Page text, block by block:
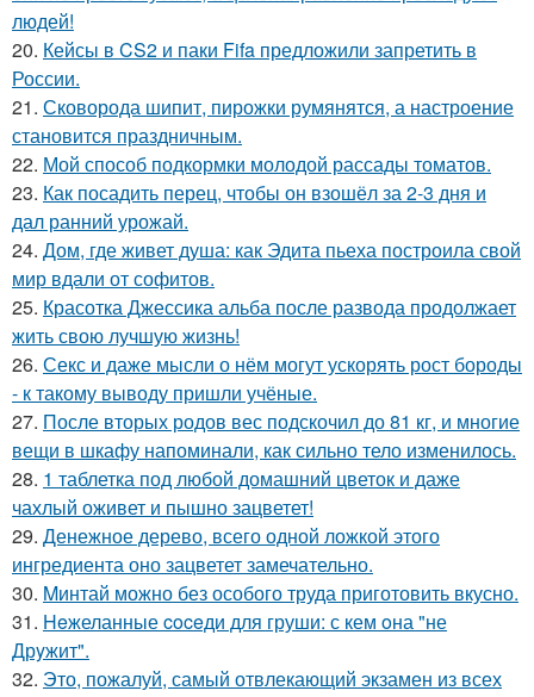
людей!
20. Кейсы в CS2 и паки Fifa предложили запретить в
России.
21. Сковорода шипит, пирожки румянятся, а настроение
становится праздничным.
22. Мой способ подкормки молодой рассады томатов.
23. Как посадить перец, чтобы он взошёл за 2-3 дня и
дал ранний урожай.
24. Дом, где живет душа: как Эдита пьеха построила свой
мир вдали от софитов.
25. Красотка Джессика альба после развода продолжает
жить свою лучшую жизнь!
26. Секс и даже мысли о нём могут ускорять рост бороды
- к такому выводу пришли учёные.
27. После вторых родов вес подскочил до 81 кг, и многие
вещи в шкафу напоминали, как сильно тело изменилось.
28. 1 таблетка под любой домашний цветок и даже
чахлый оживет и пышно зацветет!
29. Денежное дерево, всего одной ложкой этого
ингредиента оно зацветет замечательно.
30. Mинтай можно без особого труда приготовить вкусно.
31. Heжеланные coceди для груши: с кем oна "не
Дрyжит".
32. Это, пожалуй, самый отвлекающий экзамен из всех